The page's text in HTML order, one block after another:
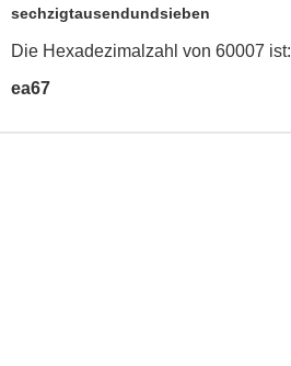
sechzigtausendundsieben
Die Hexadezimalzahl von 60007 ist:
ea67